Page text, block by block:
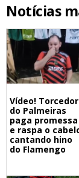
Notícias
Vídeo! Torcedor
do Palmeiras
paga promessa
e raspa o
cantando hino
do Flamengo